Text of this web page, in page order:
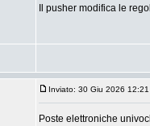
Il pusher modifica le
Inviato: 30 Giu 2026 12:21
Poste elettroniche